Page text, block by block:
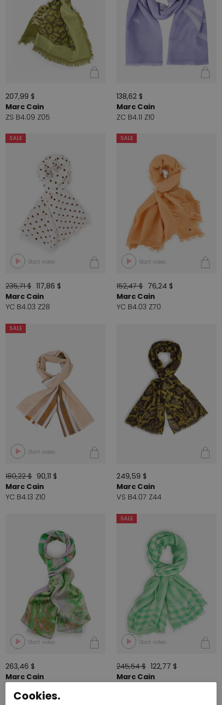
207,99 $
Marc Cain
ZS B4.09 Z05
138,62 $
Marc Cain
ZC B4.11 Z10
SALE
Start video
235,71 $ 117,86 $
Marc Cain
YC B4.03 Z28
SALE
Start video
152,47 $ 76,24 $
Marc Cain
YC B4.03 Z70
SALE
Start video
180,22 $ 90,11 $
Marc Cain
YC B4.13 Z10
249,59 $
Marc Cain
VS B4.07 Z44
Start video
263,46 $
Marc Cain
SALE
Start video
245,54 $ 122,77 $
Marc Cain
Cookies.